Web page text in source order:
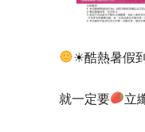
☀酷熱暑假
就一定要 立